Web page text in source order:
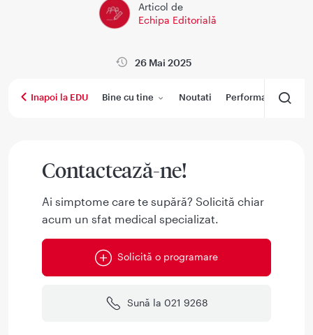
Articol de
Echipa Editorială
26 Mai 2025
Inapoi la EDU Bine cu tine Noutati Performanta
Contactează-ne!
Ai simptome care te supără? Solicită chiar
acum un sfat medical specializat.
Solicită o programare
Sună la 021 9268